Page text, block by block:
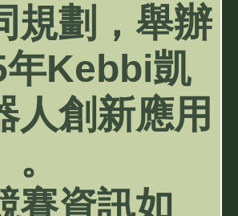
規劃，舉辦
年Kebbi凱
人創新應用
賽資訊如